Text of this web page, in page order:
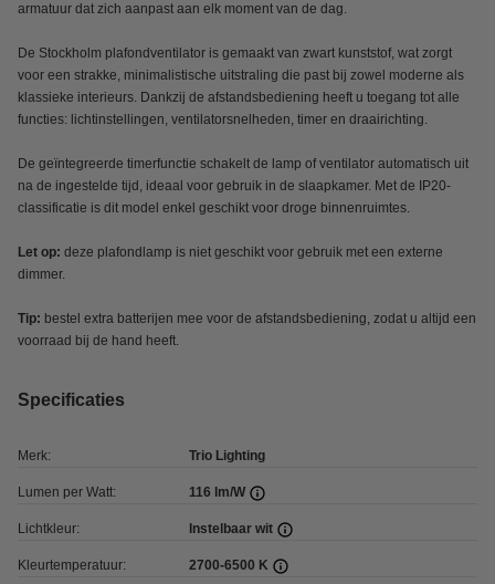
armatuur dat zich aanpast aan elk moment van de dag.
De Stockholm plafondventilator is gemaakt van zwart kunststof, wat zorgt
voor een strakke, minimalistische uitstraling die past bij zowel moderne als
klassieke interieurs. Dankzij de afstandsbediening heeft u toegang tot alle
functies: lichtinstellingen, ventilatorsnelheden, timer en draairichting.
De geïntegreerde timerfunctie schakelt de lamp of ventilator automatisch uit
na de ingestelde tijd, ideaal voor gebruik in de slaapkamer. Met de IP20-
classificatie is dit model enkel geschikt voor droge binnenruimtes.
Let op: deze plafondlamp is niet geschikt voor gebruik met een externe
dimmer.
Tip: bestel extra batterijen mee voor de afstandsbediening, zodat u altijd een
voorraad bij de hand heeft.
Specificaties
Merk: Trio Lighting
Lumen per Watt: 116 lm/W
Lichtkleur: Instelbaar wit
Kleurtemperatuur: 2700-6500 K